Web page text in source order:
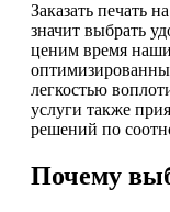
Заказать печать
значит выбрать
ценим время
легкостью
услуги также
решений по
Почему